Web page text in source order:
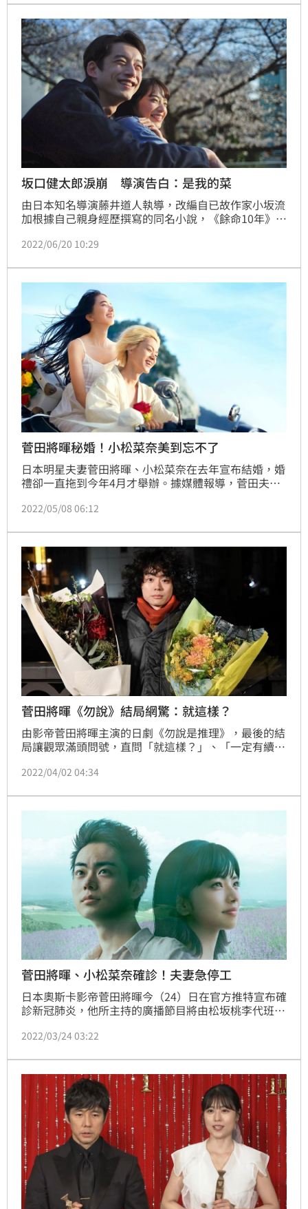
方承認「有！」公開出櫃掀起網友熱議。
坂口健太郎淚崩 導演告白：是我的菜
由日本知名導演藤井道人執導，改編自已故作家小坂流
加根據自己親身經歷撰寫的同名小說，《餘命10年》電
已賣破680萬，不少看過電影的觀眾都感動爆哭，甚至
了...抱歉了菅田將暉。」
2022/06/20 10:29
菅田將暉秘婚！小松菜奈美到忘不了
日本明星夫妻菅田將暉、小松菜奈在去年宣布結婚，婚
禮卻一直拖到今年4月才舉辦。據媒體報導，菅田夫婦
飾，而據一名路人爆料，身穿「白無垢」的小松菜奈美
2022/05/08 06:12
菅田將暉《勿說》結局網驚：就這樣？
由影帝菅田將暉主演的日劇《勿說是推理》，最後的結
局讓觀眾滿頭問號，直問「就這樣？」、「一定有續篇
很希望有續篇，我身體心理都準備好等著接受邀約
2022/04/02 04:34
菅田將暉、小松菜奈確診！夫妻急停工
日本奧斯卡影帝菅田將暉今（24）日在官方推特宣布確
診新冠肺炎，他所主持的廣播節目將由松坂桃李代班主
2022/03/24 03:22